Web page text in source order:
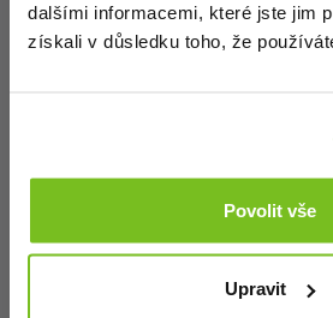
dalšími informacemi, které jste jim
získali v důsledku toho, že
Povolit vše
Upravit
Distribuce vakcín
Administrativa a
Podklady pro hlášení stavu
Potvrzuji, že jsem se
Potvrzuji, že jsem se